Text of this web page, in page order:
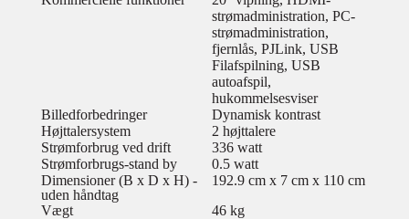
strømadministration, PC-
strømadministration,
fjernlås, PJLink, USB
Filafspilning, USB
autoafspil,
hukommelsesviser
Billedforbedringer
Dynamisk kontrast
Højttalersystem
2 højttalere
Strømforbrug ved drift
336 watt
Strømforbrugs-stand by
0.5 watt
Dimensioner (B x D x H) -
uden håndtag
192.9 cm x 7 cm x 110 cm
Vægt
46 kg